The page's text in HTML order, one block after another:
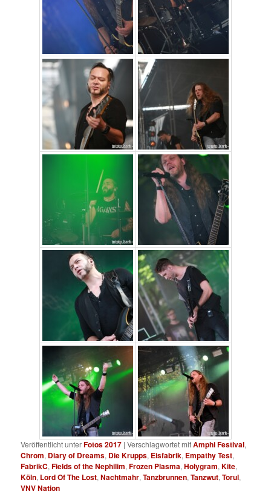
Veröffentlicht unterFotos 2017 |Verschlagwortet mitAmphi Festival,
Chrom, Diary of Dreams, Die Krupps, Eisfabrik, Empathy Test,
FabrikC,Fields of the Nephilim,Frozen Plasma,Holygram,Kite,
Köln, Lord Of The Lost,Nachtmahr,Tanzbrunnen,Tanzwut,Torul,
VNV Nation